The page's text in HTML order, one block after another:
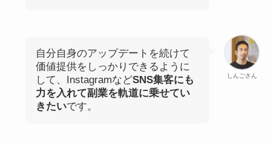
しんごさん
自分自身のアップデートを続けて
価値提供をしっかりできるように
して、InstagramなどSNS集客にも
力を入れて副業を軌道に乗せてい
きたいです。